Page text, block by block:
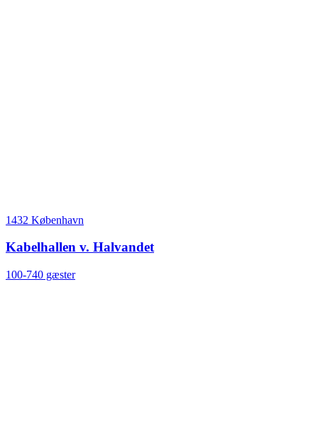
1432 København
Kabelhallen v. Halvandet
100-740 gæster